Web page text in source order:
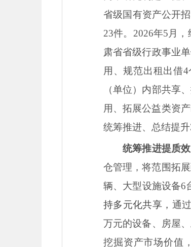
省级国有资产公开
23件。2026年5月
肃省省级行政事业
用、规范出租出借
（单位）内部共享
用、拓展公益类资
统筹推进、总结提
统筹推进提质效
仓管理，将范围拓
辆、大型设施设备6
持多元化共享， 通
万元的设备、房屋
挖掘资产市场价值